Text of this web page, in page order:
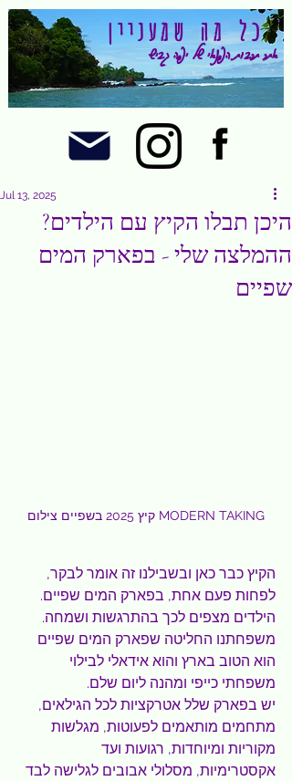
אתר תרבות הפנאי של יפה גביש
כל מה שמעניין
היכן תבלו הקיץ עם הילדים?
ההמלצה שלי - בפארק המים
שפיים
Jul 13, 2025
קיץ 2025 בשפיים צילום MODERN TAKING
הקיץ כבר כאן ובשבילנו זה אומר לבקר,
לפחות פעם אחת, בפארק המים שפיים.
הילדים מצפים לכך בהתרגשות ושמחה.
משפחתנו החליטה שפארק המים שפיים
הוא הטוב בארץ והוא אידאלי לבילוי
משפחתי כייפי ומהנה ליום שלם.
יש בפארק שלל אטרקציות לכל הגילאים,
מתחמים מותאמים לפעוטות, מגלשות
מקוריות ומיוחדות, רגועות ועד
אקסטרימיות, מסלולי אבובים לגלישה לבד